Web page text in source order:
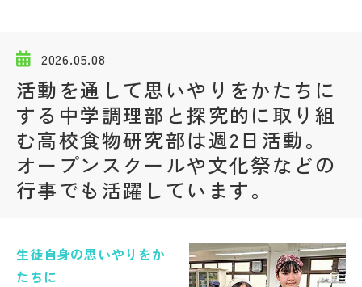
私学探検隊
帰国生受験情報
説明会・イベント情報
学校からのお知らせ
2026.05.08
活動を通して思いやりをかたちに
する中学調理部と探究的に取り組
む高校食物研究部は週2日活動。
オープンスクールや文化祭などの
行事でも活躍しています。
生徒自身の思いやりをか
たちに